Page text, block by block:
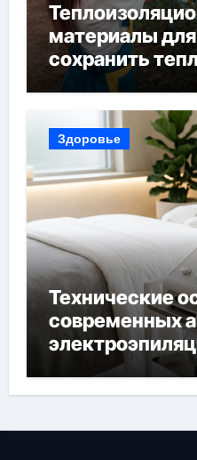
материалы
сохранить
богатый урожай
Здоровье
Технические
современных